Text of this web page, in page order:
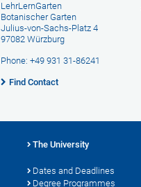
LehrLernGarten
Botanischer Garten
Julius-von-Sachs-Platz 4
97082 Würzburg
Phone: +49 931 31-86241
Find Contact
The University
Dates and Deadlines
Degree Programmes